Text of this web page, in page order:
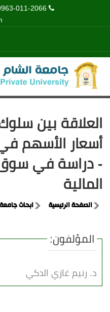
011-2066
العلاقة بين
أسعار الأسهم
- دراسة في سوق
المالية
الصفحة الرئيسية ابحاث
المؤلفون:
د. رنيم غازي الدكي